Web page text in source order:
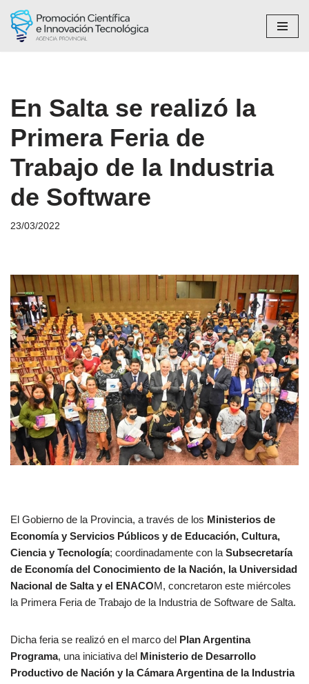
Saltar
En Salta se realizó la
Primera Feria de
Trabajo de la Industria
de Software
23/03/2022
El Gobierno de la Provincia, a través de los Ministerios de
Economía y Servicios Públicos y de Educación, Cultura,
Ciencia y Tecnología; coordinadamente con la Subsecretaría
de Economía del Conocimiento de la Nación, la Universidad
Nacional de Salta y el ENACOM, concretaron este miércoles
la Primera Feria de Trabajo de la Industria de Software de Salta.
Dicha feria se realizó en el marco del Plan Argentina
Programa, una iniciativa del Ministerio de Desarrollo
Productivo de Nación y la Cámara Argentina de la Industria